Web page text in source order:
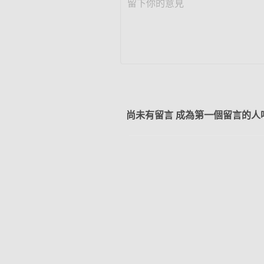
尚未有留言 成為第一個留言的人